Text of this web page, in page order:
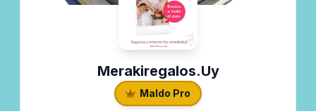
Merakiregalos.uy
Maldo Pro